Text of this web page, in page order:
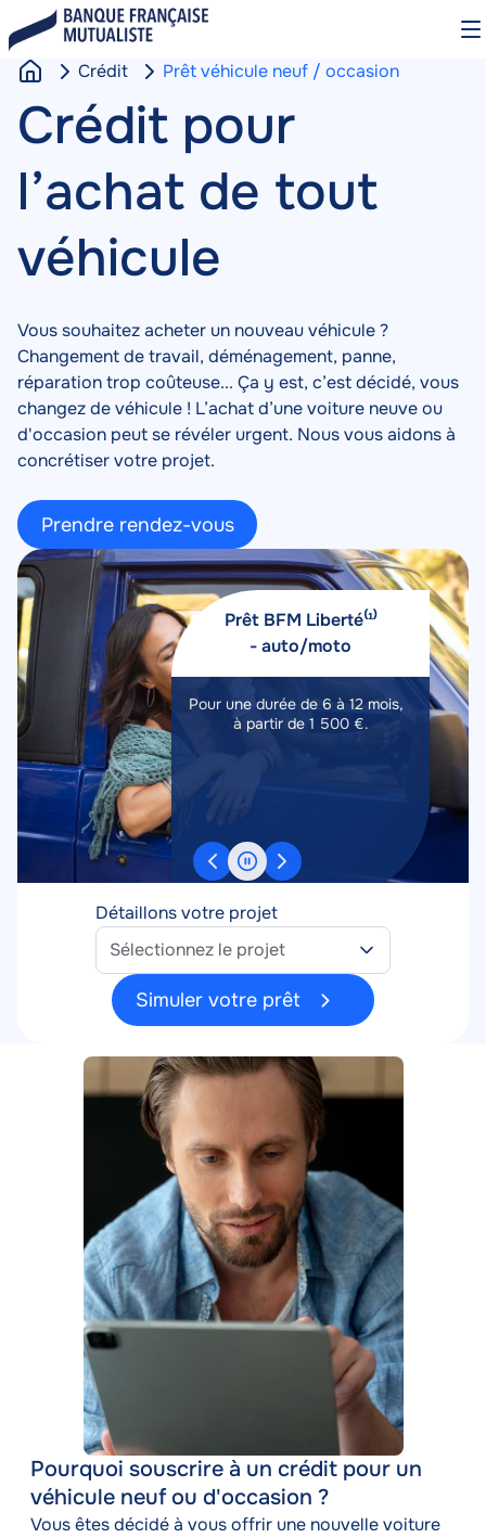
au
contenu
principal
c
u
l
Crédit Prêt véhicule neuf / occasion
Crédit pour
l’achat de tout
véhicule
Vous souhaitez acheter un nouveau véhicule ?
Changement de travail, déménagement, panne,
réparation trop coûteuse... Ça y est, c’est décidé, vous
changez de véhicule ! L’achat d’une voiture neuve ou
d'occasion peut se révéler urgent. Nous vous aidons à
concrétiser votre projet.
Prendre rendez-vous
Image
Image
Prêt BFM Liberté⁽¹⁾
- auto/moto
À partir de
2%
TAEG fixe
Pour une durée de 6 à 12 mois,
à partir de 1 500 €.
01/
Détaillons votre projet
Simuler votre prêt
Contenu
Media
Image
Pourquoi souscrire à un crédit pour un
véhicule neuf ou d'occasion ?
Texte
Vous êtes décidé à vous offrir une nouvelle voiture